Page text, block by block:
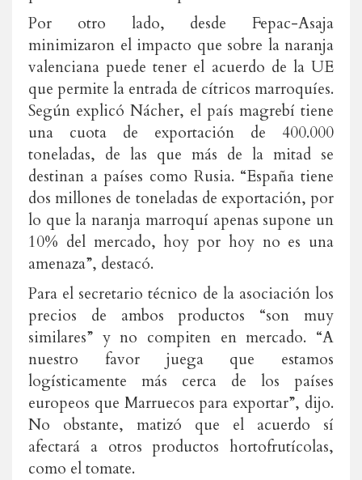
Por otro lado, desde Fepac-Asaja
minimizaron el impacto que sobre la naranja
valenciana puede tener el acuerdo de la UE
que permite la entrada de cítricos marroquíes.
Según explicó Nácher, el país magrebí tiene
una cuota de exportación de 400.000
toneladas, de las que más de la mitad se
destinan a países como Rusia. “España tiene
dos millones de toneladas de exportación, por
lo que la naranja marroquí apenas supone un
10% del mercado, hoy por hoy no es una
amenaza”, destacó.
Para el secretario técnico de la asociación los
precios de ambos productos “son muy
similares” y no compiten en mercado. “A
nuestro favor juega que estamos
logísticamente más cerca de los países
europeos que Marruecos para exportar”, dijo.
No obstante, matizó que el acuerdo sí
afectará a otros productos hortofrutícolas,
como el tomate.